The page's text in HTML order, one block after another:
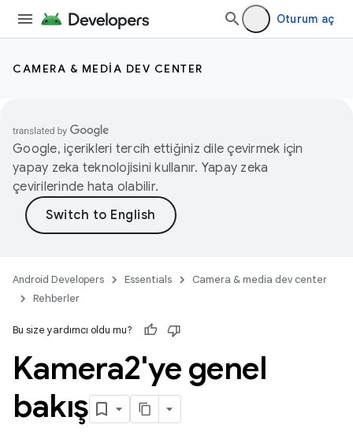
Oturum aç
CAMERA & MEDIA DEV CENTER
Google, içerikleri tercih ettiğiniz dile çevirmek için
yapay zeka teknolojisini kullanır. Yapay zeka
çevirilerinde hata olabilir.
Android Developers Essentials
Camera & media dev center
Rehberler
Bu size yardımcı oldu mu?
Kamera2'ye genel
bakış